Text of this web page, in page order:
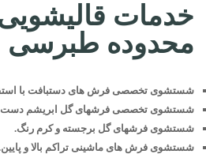
خدمات
محدوده طبرسی
شستشوی تخصصی فرش های دستبافت با
شستشوی تخصصی فرشهای گل ابریشم دست
شستشوی فرشهای گل برجسته و کرم رنگ.
شستشوی فرش های ماشینی تراکم بالا و